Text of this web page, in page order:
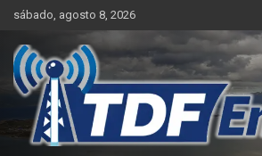
Skip
content
sábado, agosto 8, 2026